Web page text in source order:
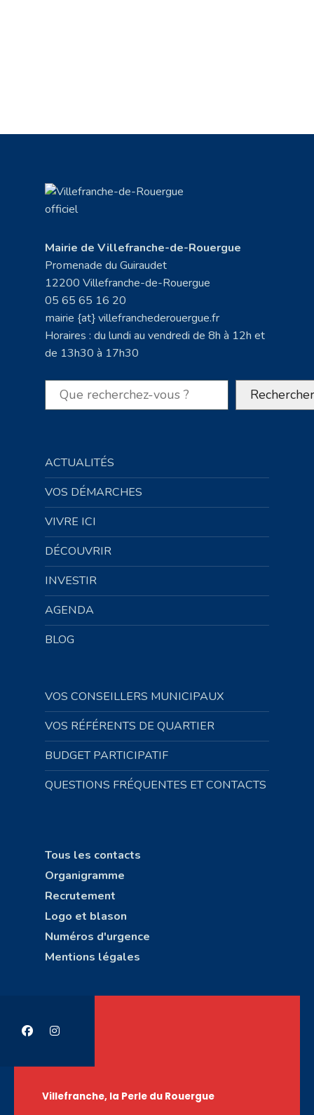
Mairie de Villefranche-de-Rouergue
Promenade du Guiraudet
12200 Villefranche-de-Rouergue
05 65 65 16 20
mairie {at} villefranchederouergue.fr
Horaires : du lundi au vendredi de 8h à 12h et
de 13h30 à 17h30
Rechercher Rechercher
ACTUALITÉS
VOS DÉMARCHES
VIVRE ICI
DÉCOUVRIR
INVESTIR
AGENDA
BLOG
VOS CONSEILLERS MUNICIPAUX
VOS RÉFÉRENTS DE QUARTIER
BUDGET PARTICIPATIF
QUESTIONS FRÉQUENTES ET CONTACTS
Tous les contacts
Organigramme
Recrutement
Logo et blason
Numéros d'urgence
Mentions légales
Villefranche, la Perle du Rouergue